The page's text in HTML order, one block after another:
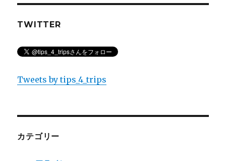
TWITTER
Tweets by tips_4_trips
カテゴリー